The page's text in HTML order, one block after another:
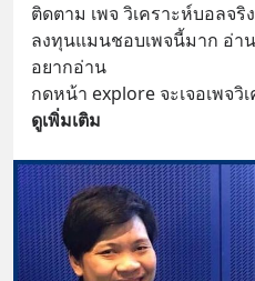
ติดตาม เพจ วิเคราะห์บอลจ
ลงทุนแมนชอบเพจนี้มาก อ่า
อยากอ่าน
กดหน้า explore จะเจอเพจวิ
ดูเพิ่มเติม